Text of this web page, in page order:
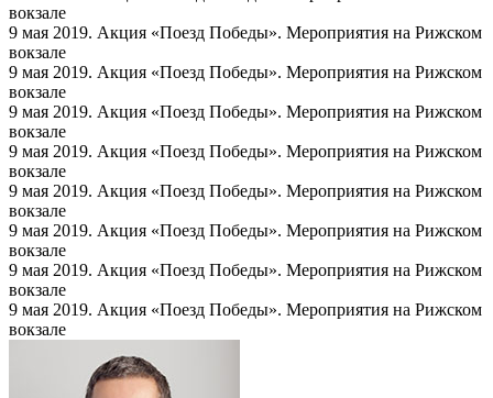
вокзале
9 мая 2019. Акция «Поезд Победы». Мероприятия на Рижском
вокзале
9 мая 2019. Акция «Поезд Победы». Мероприятия на Рижском
вокзале
9 мая 2019. Акция «Поезд Победы». Мероприятия на Рижском
вокзале
9 мая 2019. Акция «Поезд Победы». Мероприятия на Рижском
вокзале
9 мая 2019. Акция «Поезд Победы». Мероприятия на Рижском
вокзале
9 мая 2019. Акция «Поезд Победы». Мероприятия на Рижском
вокзале
9 мая 2019. Акция «Поезд Победы». Мероприятия на Рижском
вокзале
9 мая 2019. Акция «Поезд Победы». Мероприятия на Рижском
вокзале